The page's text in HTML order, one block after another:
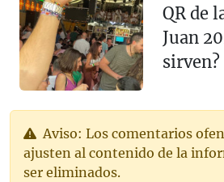
QR de
Juan
sirven?
Aviso: Los comentarios
ajusten al contenido de la
ser eliminados.